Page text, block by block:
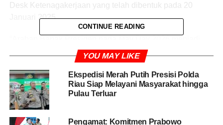
Desk Ketenagakerjaan yang telah dibentuk pada 20
Januari 2025.
penegasan bahwa negara hadir untuk melindungi pekerja
dan buruh. Polri melalui Desk Ketenagakerjaan
memastikan perlindungan tersebut diwujudkan melalui
pelayanan konsultasi, pengaduan, hingga penegakan
hukum yang profesional, transparan, dan berkeadilan,”
kata dia dalam keterangannya diterima di Jakarta, Sabtu
(2/5/3026).
CONTINUE READING
YOU MAY LIKE
Ekspedisi Merah Putih Presisi Polda
Riau Siap Melayani Masyarakat hingga
Pulau Terluar
Pengamat: Komitmen Prabowo